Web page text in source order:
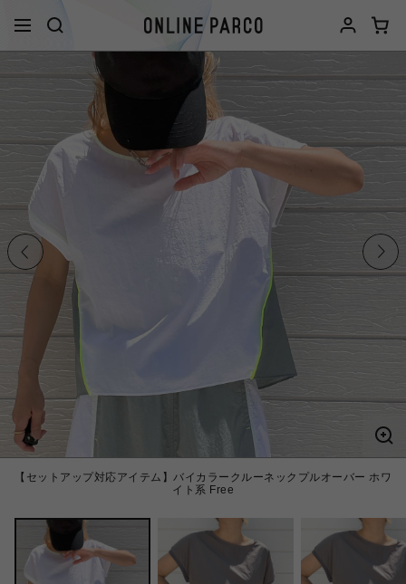
【セットアップ対応アイテム】バイカラークルーネックプルオーバー ホワ
イト系 Free